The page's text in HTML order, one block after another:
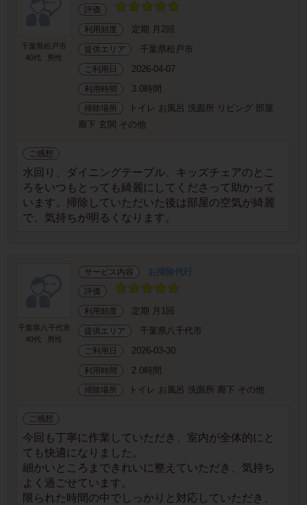
千葉県松戸市
40代
男性
評価
利用頻度 定期 月2回
提供エリア 千葉県松戸市
ご利用日 2026-04-07
利用時間 3.0時間
掃除場所
トイレ お風呂 洗面所 リビング 部屋
廊下 玄関 その他
ご感想
水回り、ダイニングテーブル、キッズチェアのとこ
ろをいつもとっても綺麗にしてくださって助かって
います。掃除していただいた後は部屋の空気が綺麗
で、気持ちが明るくなります。
千葉県八千代市
40代
男性
サービス内容 お掃除代行
評価
利用頻度 定期 月1回
提供エリア 千葉県八千代市
ご利用日 2026-03-30
利用時間 2.0時間
掃除場所 トイレ お風呂 洗面所 廊下 その他
ご感想
今回も丁寧に作業していただき、室内が全体的にと
ても快適になりました。
細かいところまできれいに整えていただき、気持ち
よく過ごせています。
限られた時間の中でしっかりと対応していただき、